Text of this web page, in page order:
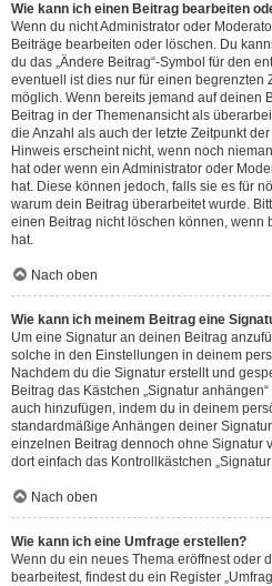
Wie kann ich einen Beitrag bearbeiten
Wenn du nicht Administrator oder
Beiträge bearbeiten oder löschen. Du
du das „Ändere Beitrag“-Symbol für den
eventuell ist dies nur für einen begrenzten
möglich. Wenn bereits jemand auf deinen
Beitrag in der Themenansicht als
die Anzahl als auch der letzte Zeitpunkt
Hinweis erscheint nicht, wenn noch
hat oder wenn ein Administrator oder
hat. Diese können jedoch, falls sie es für
warum dein Beitrag überarbeitet wurde.
einen Beitrag nicht löschen können, wenn
hat.
Nach oben
Wie kann ich meinem Beitrag eine
Um eine Signatur an deinen Beitrag
solche in den Einstellungen in deinem
Nachdem du die Signatur erstellt und
Beitrag das Kästchen „Signatur
auch hinzufügen, indem du in deinem
standardmäßige Anhängen deiner
einzelnen Beitrag dennoch ohne Signatur
dort einfach das Kontrollkästchen
Nach oben
Wie kann ich eine Umfrage erstellen?
Wenn du ein neues Thema eröffnest oder
bearbeitest, findest du ein Register